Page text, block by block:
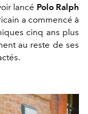
lancé Polo Ralph
a commencé à
cinq ans plus
au reste de ses